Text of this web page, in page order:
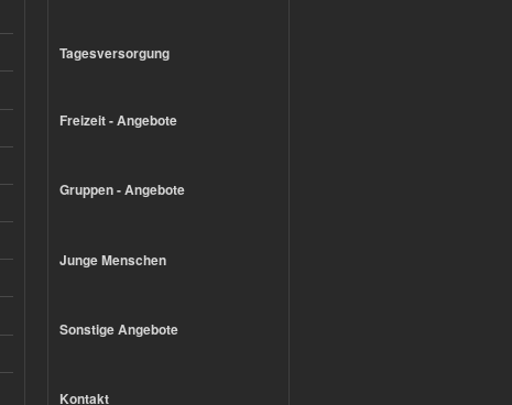
Tagesversorgung
Freizeit - Angebote
Gruppen - Angebote
Junge Menschen
Sonstige Angebote
Kontakt